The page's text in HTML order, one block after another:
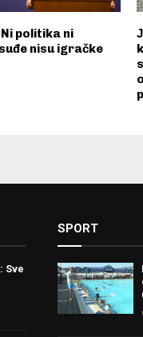
politika ni
nisu igračke
Sve
SPORT